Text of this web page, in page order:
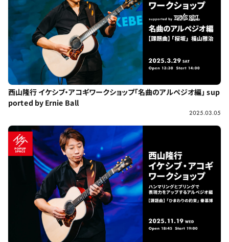
西山隆行 イケシブ・アコギワークショップ「名曲のアルペジオ編」 sup
ported by Ernie Ball
2025.03.05